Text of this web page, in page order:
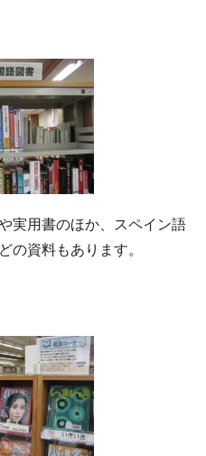
実用書のほか、スペイン語
の資料もあります。